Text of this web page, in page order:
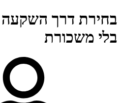
בחירת דרך
בלי משכורת